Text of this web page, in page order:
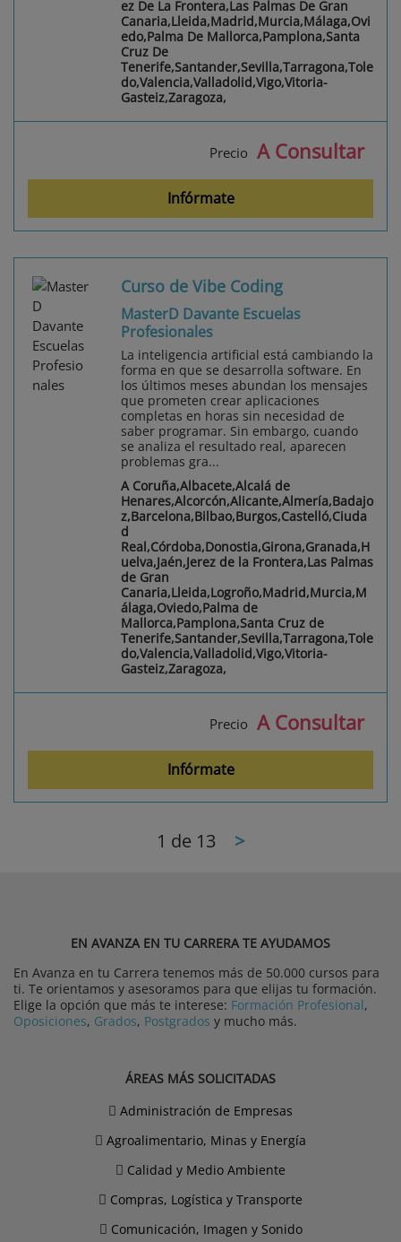
ez De La Frontera,Las Palmas De Gran
Canaria,Lleida,Madrid,Murcia,Málaga,Ovi
edo,Palma De Mallorca,Pamplona,Santa
Cruz De
Tenerife,Santander,Sevilla,Tarragona,Tole
do,Valencia,Valladolid,Vigo,Vitoria-
Gasteiz,Zaragoza,
Precio A Consultar
Infórmate
Curso de Vibe Coding
MasterD Davante Escuelas
Profesionales
La inteligencia artificial está cambiando la
forma en que se desarrolla software. En
los últimos meses abundan los mensajes
que prometen crear aplicaciones
completas en horas sin necesidad de
saber programar. Sin embargo, cuando
se analiza el resultado real, aparecen
problemas gra...
A Coruña,Albacete,Alcalá de
Henares,Alcorcón,Alicante,Almería,Badajo
z,Barcelona,Bilbao,Burgos,Castelló,Ciuda
d
Real,Córdoba,Donostia,Girona,Granada,H
uelva,Jaén,Jerez de la Frontera,Las Palmas
de Gran
Canaria,Lleida,Logroño,Madrid,Murcia,M
álaga,Oviedo,Palma de
Mallorca,Pamplona,Santa Cruz de
Tenerife,Santander,Sevilla,Tarragona,Tole
do,Valencia,Valladolid,Vigo,Vitoria-
Gasteiz,Zaragoza,
Precio A Consultar
Infórmate
1 de 13 >
EN AVANZA EN TU CARRERA TE AYUDAMOS
En Avanza en tu Carrera tenemos más de 50.000 cursos para
ti. Te orientamos y asesoramos para que elijas tu formación.
Elige la opción que más te interese: Formación Profesional,
Oposiciones, Grados, Postgrados y mucho más.
ÁREAS MÁS SOLICITADAS
Administración de Empresas
Agroalimentario, Minas y Energía
Calidad y Medio Ambiente
Compras, Logística y Transporte
Comunicación, Imagen y Sonido